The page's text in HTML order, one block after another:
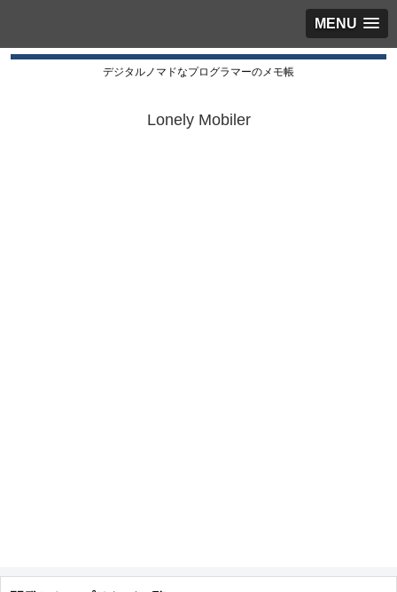
MENU
デジタルノマドなプログラマーのメモ帳
Lonely Mobiler